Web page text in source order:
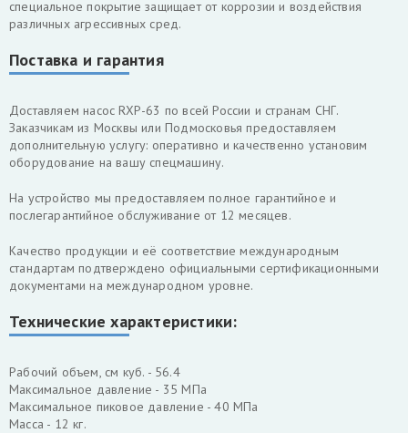
специальное покрытие защищает от коррозии и воздействия
различных агрессивных сред.
Поставка и гарантия
Доставляем насос RXP-63 по всей России и странам СНГ.
Заказчикам из Москвы или Подмосковья предоставляем
дополнительную услугу: оперативно и качественно установим
оборудование на вашу спецмашину.
На устройство мы предоставляем полное гарантийное и
послегарантийное обслуживание от 12 месяцев.
Качество продукции и её соответствие международным
стандартам подтверждено официальными сертификационными
документами на международном уровне.
Технические характеристики:
Рабочий объем, см куб. - 56.4
Максимальное давление - 35 МПа
Максимальное пиковое давление - 40 МПа
Масса - 12 кг.